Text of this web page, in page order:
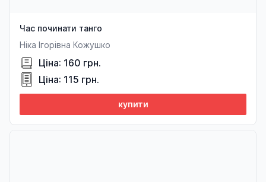
Час починати танго
Ніка Ігорівна Кожушко
Ціна: 160 грн.
Ціна: 115 грн.
купити